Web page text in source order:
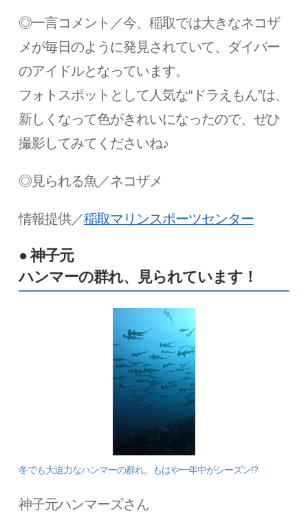
◎一言コメント／今、稲取では大きなネコザ
メが毎日のように発見されていて、ダイバー
のアイドルとなっています。
フォトスポットとして人気な“ドラえもん”は、
新しくなって色がきれいになったので、ぜひ
撮影してみてくださいね♪
◎見られる魚／ネコザメ
情報提供／稲取マリンスポーツセンター
● 神子元
ハンマーの群れ、見られています！
冬でも大迫力なハンマーの群れ。もはや一年中がシーズン!?
神子元ハンマーズさん